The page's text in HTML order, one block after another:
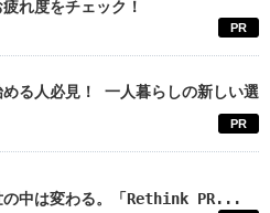
れ度をチェック！
PR
める人必見！ 一人暮らしの新しい選
PR
の中は変わる。「Rethink PR...